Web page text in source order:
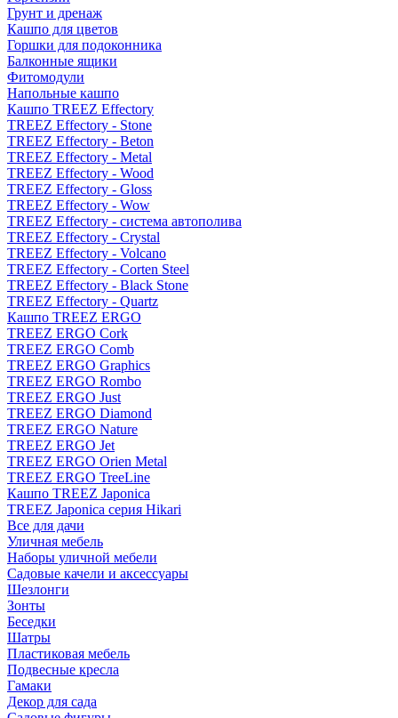
Грунт и дренаж
Кашпо для цветов
Горшки для подоконника
Балконные ящики
Фитомодули
Напольные кашпо
Кашпо TREEZ Effectory
TREEZ Effectory - Stone
TREEZ Effectory - Beton
TREEZ Effectory - Metal
TREEZ Effectory - Wood
TREEZ Effectory - Gloss
TREEZ Effectory - Wow
TREEZ Effectory - система автополива
TREEZ Effectory - Crystal
TREEZ Effectory - Volcano
TREEZ Effectory - Corten Steel
TREEZ Effectory - Black Stone
TREEZ Effectory - Quartz
Кашпо TREEZ ERGO
TREEZ ERGO Cork
TREEZ ERGO Comb
TREEZ ERGO Graphics
TREEZ ERGO Rombo
TREEZ ERGO Just
TREEZ ERGO Diamond
TREEZ ERGO Nature
TREEZ ERGO Jet
TREEZ ERGO Orien Metal
TREEZ ERGO TreeLine
Кашпо TREEZ Japonica
TREEZ Japonica серия Hikari
Все для дачи
Уличная мебель
Наборы уличной мебели
Садовые качели и аксессуары
Шезлонги
Зонты
Беседки
Шатры
Пластиковая мебель
Подвесные кресла
Гамаки
Декор для сада